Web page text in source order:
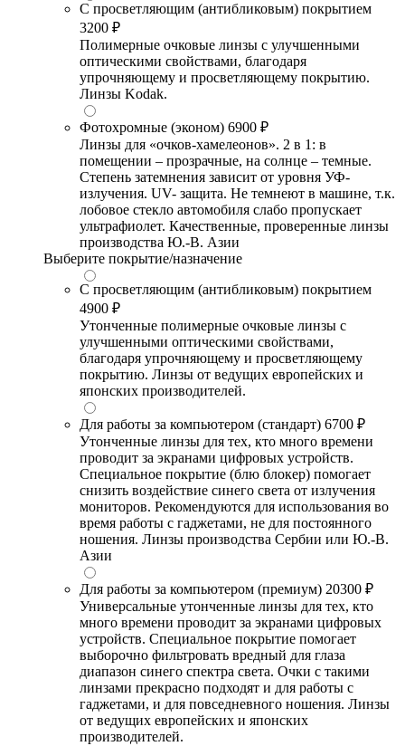
С просветляющим (антибликовым) покрытием
3200 ₽
Полимерные очковые линзы с улучшенными
оптическими свойствами, благодаря
упрочняющему и просветляющему покрытию.
Линзы Kodak.
Фотохромные (эконом) 6900 ₽
Линзы для «очков-хамелеонов». 2 в 1: в
помещении – прозрачные, на солнце – темные.
Степень затемнения зависит от уровня УФ-
излучения. UV- защита. Не темнеют в машине, т.к.
лобовое стекло автомобиля слабо пропускает
ультрафиолет. Качественные, проверенные линзы
производства Ю.-В. Азии
Выберите покрытие/назначение
С просветляющим (антибликовым) покрытием
4900 ₽
Утонченные полимерные очковые линзы с
улучшенными оптическими свойствами,
благодаря упрочняющему и просветляющему
покрытию. Линзы от ведущих европейских и
японских производителей.
Для работы за компьютером (стандарт) 6700 ₽
Утонченные линзы для тех, кто много времени
проводит за экранами цифровых устройств.
Специальное покрытие (блю блокер) помогает
снизить воздействие синего света от излучения
мониторов. Рекомендуются для использования во
время работы с гаджетами, не для постоянного
ношения. Линзы производства Сербии или Ю.-В.
Азии
Для работы за компьютером (премиум) 20300 ₽
Универсальные утонченные линзы для тех, кто
много времени проводит за экранами цифровых
устройств. Специальное покрытие помогает
выборочно фильтровать вредный для глаза
диапазон синего спектра света. Очки с такими
линзами прекрасно подходят и для работы с
гаджетами, и для повседневного ношения. Линзы
от ведущих европейских и японских
производителей.